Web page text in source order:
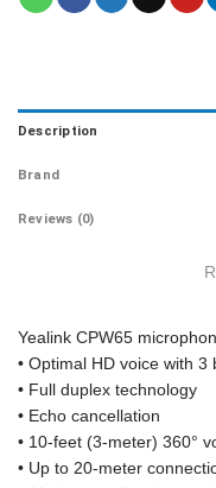
Description
Brand
Reviews (0)
Yealink CPW65
• Optimal HD voice with
• Full duplex technology
• Echo cancellation
• 10-feet (3-meter) 360°
• Up to 20-meter